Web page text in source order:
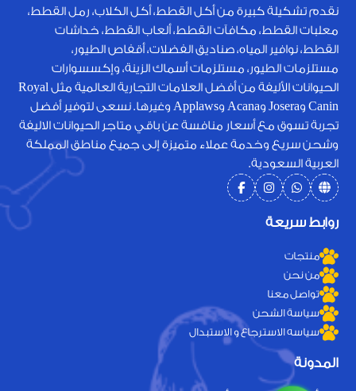
نقدم تشكيلة كبيرة من أكل القطط، أكل الكلاب، رمل القطط،
معلبات القطط، مكافآت القطط، ألعاب القطط، خداشات
القطط، نوافير المياه، صناديق الفضلات، أقفاص الطيور،
مستلزمات الطيور، مستلزمات أسماك الزينة، وإكسسوارات
الحيوانات الأليفة من أفضل العلامات التجارية العالمية مثل Royal
Canin وJosera وAcana وApplaws وغيرها. نسعى لتوفير أفضل
تجربة تسوق مع أسعار منافسة عن باقي متاجر الحيوانات الاليفة
وشحن سريع وخدمة عملاء متميزة إلى جميع مناطق المملكة
العربية السعودية.
روابط سريعة
منتجات
من نحن
تواصل معنا
سياسة الشحن
سياسه الاسترجاع و الاستبدال
المدونة